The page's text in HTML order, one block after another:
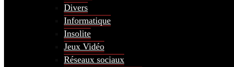
Divers
Informatique
Insolite
Jeux Vidéo
Réseaux sociaux